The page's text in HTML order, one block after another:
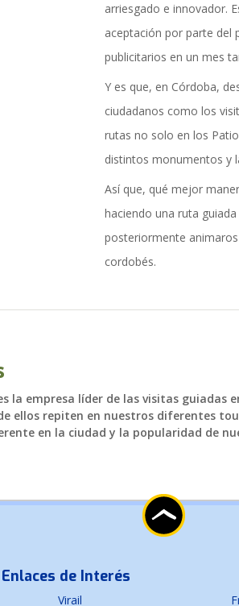
Y
de Cordoba en
arriesgado e innovador.
aceptación por parte del
publicitarios en un mes
Y es que, en Córdoba,
ciudadanos como los
rutas no solo en los
distintos monumentos y
Así que, qué mejor
haciendo una ruta
posteriormente
cordobés.
la empresa líder de las visitas
ellos repiten en nuestros diferentes
en la ciudad y la popularidad de
Enlaces de Interés
Virail